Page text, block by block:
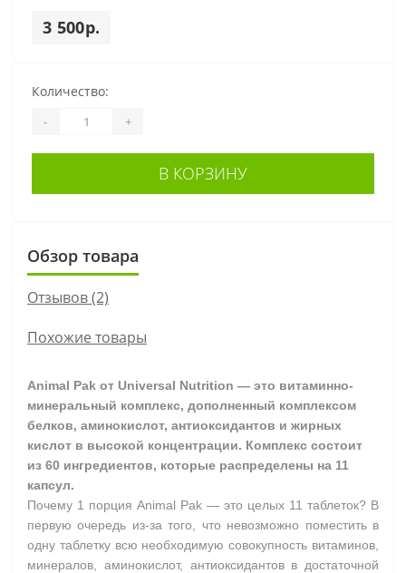
3 500р.
Количество:
- +
В КОРЗИНУ
Обзор товара
Отзывов (2)
Похожие товары
Animal Pak от Universal Nutrition — это витаминно-
минеральный комплекс, дополненный комплексом
белков, аминокислот, антиоксидантов и жирных
кислот в высокой концентрации. Комплекс состоит
из 60 ингредиентов, которые распределены на 11
капсул.
Почему 1 порция Animal Pak — это целых 11 таблеток? В
первую очередь из-за того, что невозможно поместить в
одну таблетку всю необходимую совокупность витаминов,
минералов, аминокислот, антиоксидантов в достаточной